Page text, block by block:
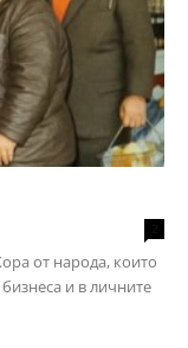
от народа, които
и в личните